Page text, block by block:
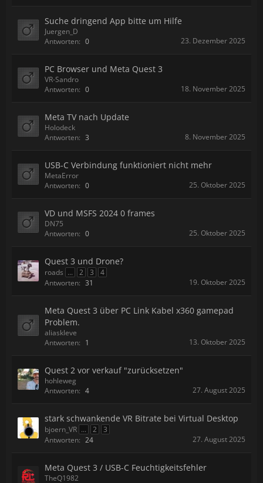
Suche dringend App bitte um Hilfe
Juergen_D
Antworten: 0 23. Dezember 2025
PC Browser und Meta Quest 3
VR-Sandro
Antworten: 0 18. November 2025
Meta TV nach Update
Holodeck
Antworten: 3 8. November 2025
USB-C Verbindung funktioniert nicht mehr
MetaError
Antworten: 0 25. Oktober 2025
VD und MSFS 2024 0 frames
DN75
Antworten: 0 25. Oktober 2025
Quest 3 und Drone?
roads ... 2 3
4
Antworten: 31 19. Oktober 2025
Meta Quest 3 über PC Link Kabel x360 gamepad
Problem.
aliaskleve
Antworten: 1 13. Oktober 2025
Quest 2 vor verkauf "zurücksetzen"
hohleweg
Antworten: 4 27. August 2025
stark schwankende VR Bitrate bei Virtual Desktop
bjoern_VR ... 2
3
Antworten: 24 27. August 2025
Meta Quest 3 / USB-C Feuchtigkeitsfehler
TheQ1982